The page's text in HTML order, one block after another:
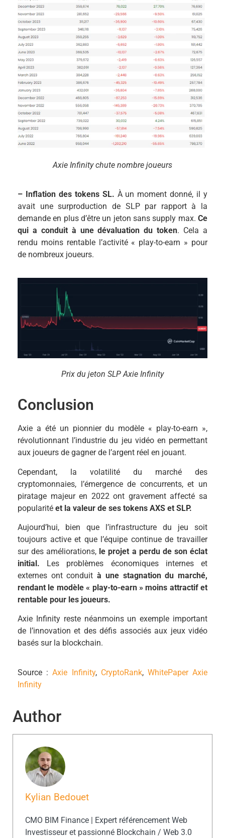
Axie Infinity chute nombre joueurs
– Inflation des tokens SL. À un moment donné, il y
avait une surproduction de SLP par rapport à la
demande en plus d’être un jeton sans supply max. Ce
qui a conduit à une dévaluation du token. Cela a
rendu moins rentable l’activité « play-to-earn » pour
de nombreux joueurs.
Prix du jeton SLP Axie Infinity
Conclusion
Axie a été un pionnier du modèle « play-to-earn »,
révolutionnant l’industrie du jeu vidéo en permettant
aux joueurs de gagner de l’argent réel en jouant.
Cependant, la volatilité du marché des
cryptomonnaies, l’émergence de concurrents, et un
piratage majeur en 2022 ont gravement affecté sa
popularité et la valeur de ses tokens AXS et SLP.
Aujourd’hui, bien que l’infrastructure du jeu soit
toujours active et que l’équipe continue de travailler
sur des améliorations, le projet a perdu de son éclat
initial. Les problèmes économiques internes et
externes ont conduità une stagnation du marché,
rendant le modèle « play-to-earn » moins attractif et
rentable pour les joueurs.
Axie Infinity reste néanmoins un exemple important
de l’innovation et des défis associés aux jeux vidéo
basés sur la blockchain.
Source :Axie Infinity, CryptoRank, WhitePaper Axie
Infinity
Author
Kylian Bedouet
CMO BIM Finance | Expert référencement Web
Investisseur et passionné Blockchain / Web 3.0